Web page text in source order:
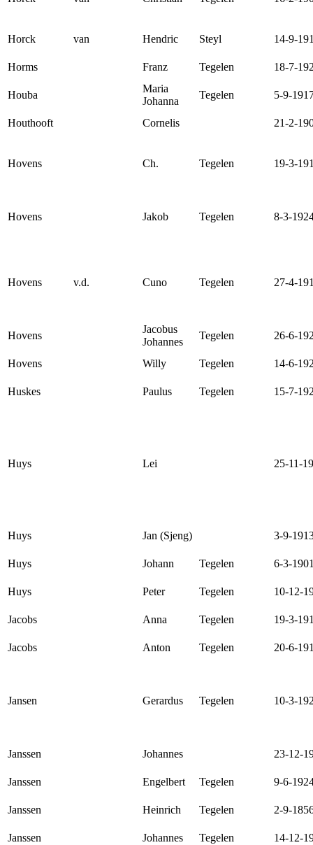
Horck van Hendric Steyl 14-9-
Horms Franz Tegelen 18-7-
Houba
Maria
Johanna
Tegelen 5-9-
Houthooft Cornelis 21-2-
Hovens Ch. Tegelen 19-3-
Hovens Jakob Tegelen 8-3-
Hovens v.d. Cuno Tegelen 27-4-
Hovens
Jacobus
Johannes
Tegelen 26-6-
Hovens Willy Tegelen 14-6-
Huskes Paulus Tegelen 15-7-
Huys Lei 25-11-
Huys Jan (Sjeng) 3-9-
Huys Johann Tegelen 6-3-
Huys Peter Tegelen 10-12-
Jacobs Anna Tegelen 19-3-
Jacobs Anton Tegelen 20-6-
Jansen Gerardus Tegelen 10-3-
Janssen Johannes 23-12-
Janssen Engelbert Tegelen 9-6-
Janssen Heinrich Tegelen 2-9-
Janssen Johannes Tegelen 14-12-